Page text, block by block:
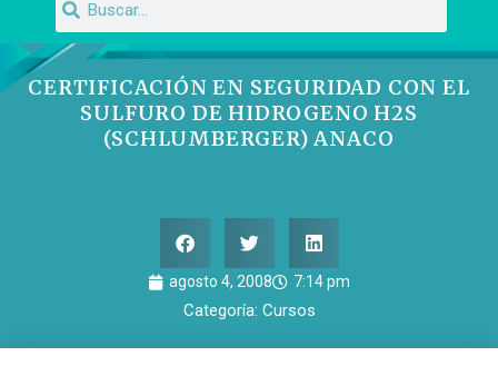
CERTIFICACIÓN EN SEGURIDAD CON EL
SULFURO DE HIDROGENO H2S
(SCHLUMBERGER) ANACO
agosto 4, 2008 7:14 pm
Categoría: Cursos